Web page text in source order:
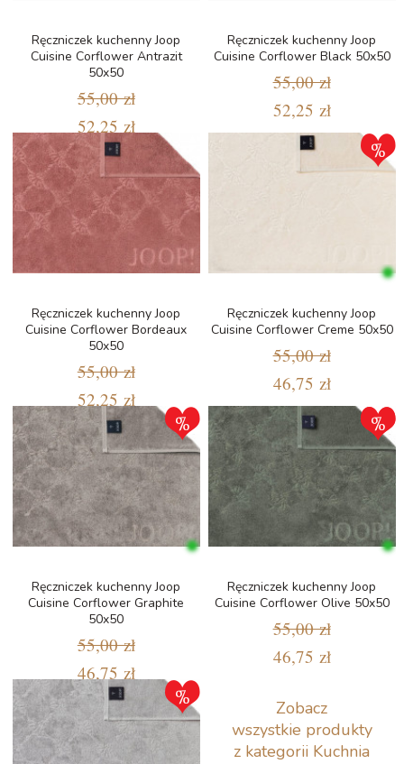
Ręczniczek kuchenny Joop
Cuisine Corflower Antrazit
50x50
55,00 zł
52,25 zł
Ręczniczek kuchenny Joop
Cuisine Corflower Black 50x50
55,00 zł
52,25 zł
Ręczniczek kuchenny Joop
Cuisine Corflower Bordeaux
50x50
55,00 zł
52,25 zł
Ręczniczek kuchenny Joop
Cuisine Corflower Creme 50x50
55,00 zł
46,75 zł
Ręczniczek kuchenny Joop
Cuisine Corflower Graphite
50x50
55,00 zł
46,75 zł
Ręczniczek kuchenny Joop
Cuisine Corflower Olive 50x50
55,00 zł
46,75 zł
Zobacz
wszystkie produkty
z kategorii Kuchnia